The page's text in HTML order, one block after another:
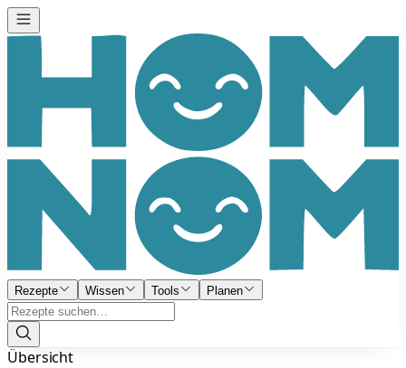
Rezepte Wissen Tools Planen
Übersicht